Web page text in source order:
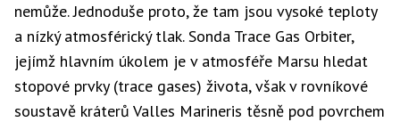
nemůže. Jednoduše proto, že tam jsou vysoké teploty
a nízký atmosférický tlak. Sonda Trace Gas Orbiter,
jejímž hlavním úkolem je v atmosféře Marsu hledat
stopové prvky (trace gases) života, však v rovníkové
soustavě kráterů Valles Marineris těsně pod povrchem